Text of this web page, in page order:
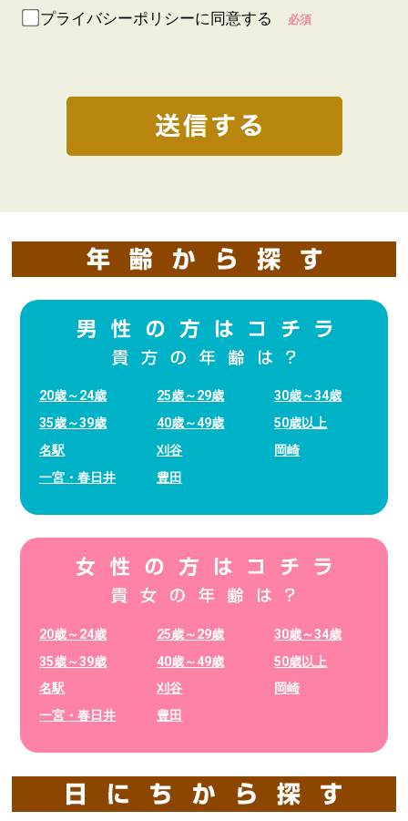
プライバシーポリシーに同意する 必須
20歳～24歳 25歳～29歳
30歳～34歳
35歳～39歳
40歳～49歳
50歳以上
名駅
刈谷
岡崎
一宮・春日井
豊田
20歳～24歳 25歳～29歳
30歳～34歳
35歳～39歳
40歳～49歳
50歳以上
名駅
刈谷
岡崎
一宮・春日井
豊田